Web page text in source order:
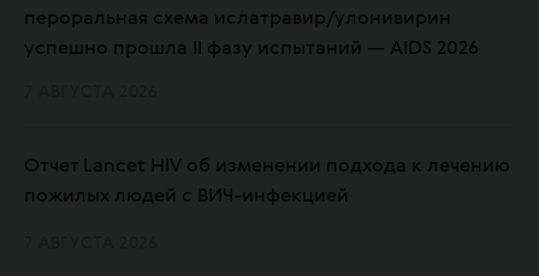
пероральная схема ислатравир/улонивирин
успешно прошла II фазу испытаний — AIDS 2026
Отчет Lancet HIV об изменении подхода к лечению
пожилых людей с ВИЧ-инфекцией